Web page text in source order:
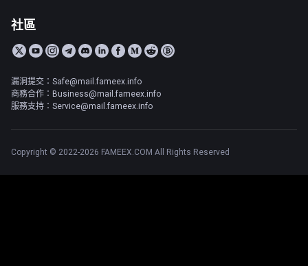
社區
漏洞提交：Safe@mail.fameex.info
商務合作：Business@mail.fameex.info
服務支持：Service@mail.fameex.info
Copyright © 2022-2026 FAMEEX.COM All Rights Reserved